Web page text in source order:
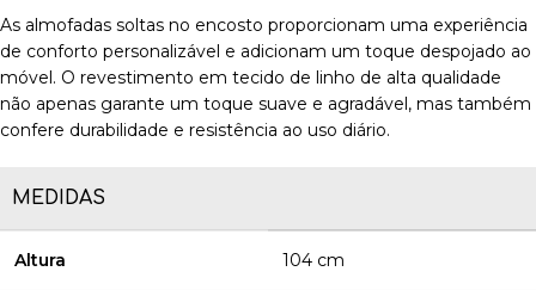
As almofadas soltas no encosto proporcionam uma experiência
de conforto personalizável e adicionam um toque despojado ao
móvel. O revestimento em tecido de linho de alta qualidade
não apenas garante um toque suave e agradável, mas também
confere durabilidade e resistência ao uso diário.
MEDIDAS
Altura 104 cm